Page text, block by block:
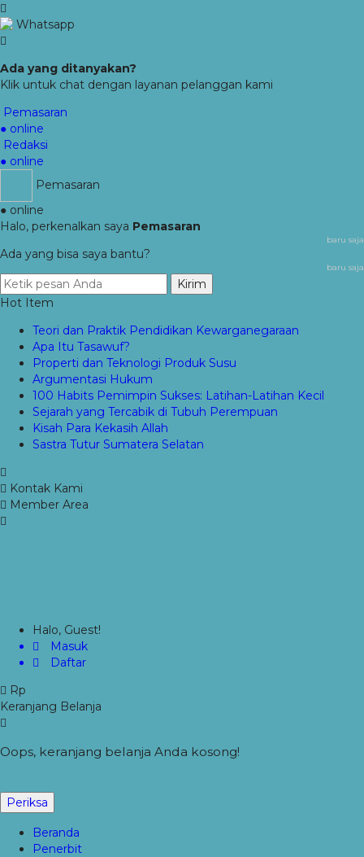
Whatsapp
Ada yang ditanyakan?
Klik untuk chat dengan layanan pelanggan kami
Pemasaran
● online
Redaksi
● online
Pemasaran
● online
Halo, perkenalkan saya Pemasaran
baru saja
Ada yang bisa saya bantu?
baru saja
Kirim
Hot Item
Teori dan Praktik Pendidikan Kewarganegaraan
Apa Itu Tasawuf?
Properti dan Teknologi Produk Susu
Argumentasi Hukum
100 Habits Pemimpin Sukses: Latihan-Latihan Kecil
Sejarah yang Tercabik di Tubuh Perempuan
Kisah Para Kekasih Allah
Sastra Tutur Sumatera Selatan
Kontak Kami
Member Area
Halo, Guest!
Masuk
Daftar
Rp
Keranjang Belanja
Oops, keranjang belanja Anda kosong!
Periksa
Beranda
Penerbit